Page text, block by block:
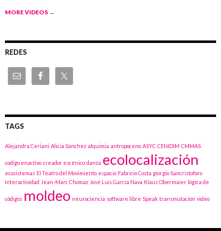
MORE VIDEOS →
REDES
TAGS
Alejandra Ceriani Alicia Sánchez alquimia antropoceno ASYC CENIDIM CMMAS
codigo enactivo creador escénico danza ecolocalización
ecosistemas El Teatro del Movimiento espacio Fabricio Costa giorgio Sancristoforo
interactividad Jean-Marc Chomaz José Luis García Nava Klaus Obermaier lógica de
códigos moldeo neurociencia software libre Speak transmutación video